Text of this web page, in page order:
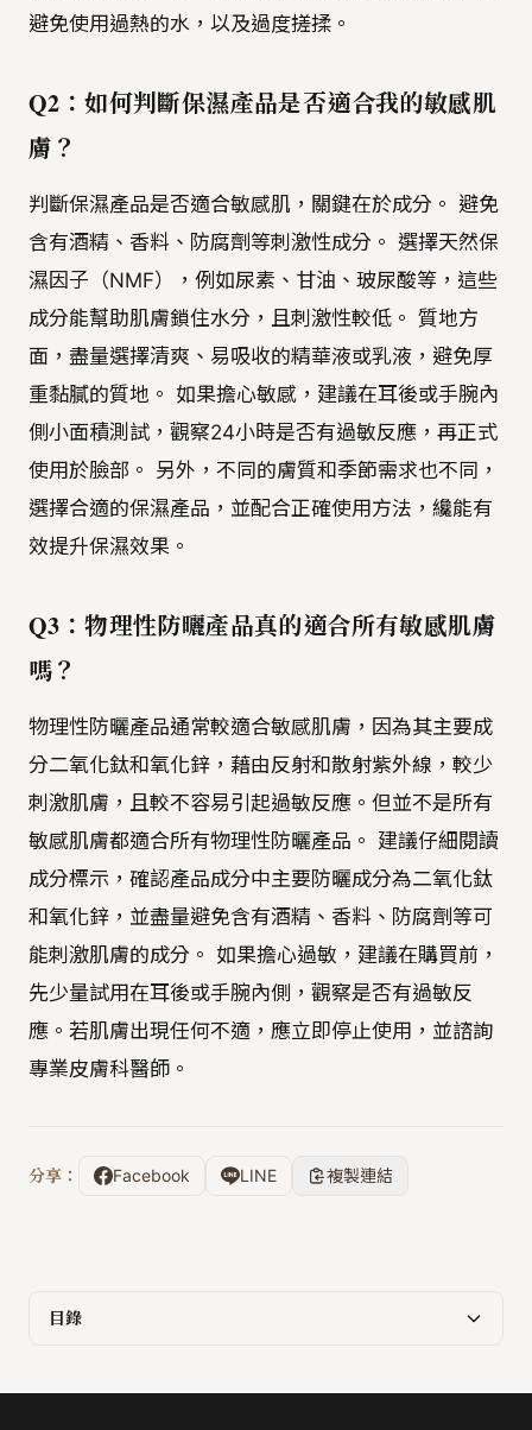
避免使用過熱的水，以及過度搓揉。
Q2：如何判斷保濕產品是否適合我的敏感肌
膚？
判斷保濕產品是否適合敏感肌，關鍵在於成分。 避免
含有酒精、香料、防腐劑等刺激性成分。 選擇天然保
濕因子（NMF），例如尿素、甘油、玻尿酸等，這些
成分能幫助肌膚鎖住水分，且刺激性較低。 質地方
面，盡量選擇清爽、易吸收的精華液或乳液，避免厚
重黏膩的質地。 如果擔心敏感，建議在耳後或手腕內
側小面積測試，觀察24小時是否有過敏反應，再正式
使用於臉部。 另外，不同的膚質和季節需求也不同，
選擇合適的保濕產品，並配合正確使用方法，纔能有
效提升保濕效果。
Q3：物理性防曬產品真的適合所有敏感肌膚
嗎？
物理性防曬產品通常較適合敏感肌膚，因為其主要成
分二氧化鈦和氧化鋅，藉由反射和散射紫外線，較少
刺激肌膚，且較不容易引起過敏反應。但並不是所有
敏感肌膚都適合所有物理性防曬產品。 建議仔細閱讀
成分標示，確認產品成分中主要防曬成分為二氧化鈦
和氧化鋅，並盡量避免含有酒精、香料、防腐劑等可
能刺激肌膚的成分。 如果擔心過敏，建議在購買前，
先少量試用在耳後或手腕內側，觀察是否有過敏反
應。若肌膚出現任何不適，應立即停止使用，並諮詢
專業皮膚科醫師。
分享： Facebook LINE 複製連結
目錄